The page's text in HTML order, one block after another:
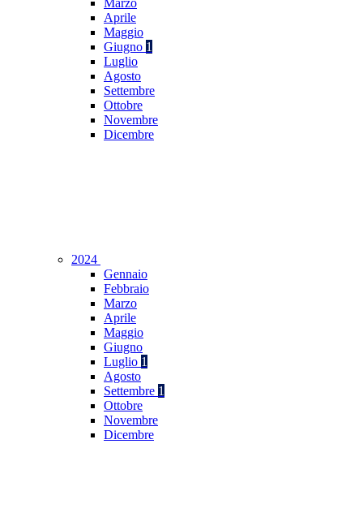
Marzo
Aprile
Maggio
Giugno 1
Luglio
Agosto
Settembre
Ottobre
Novembre
Dicembre
2024
Gennaio
Febbraio
Marzo
Aprile
Maggio
Giugno
Luglio 1
Agosto
Settembre 1
Ottobre
Novembre
Dicembre